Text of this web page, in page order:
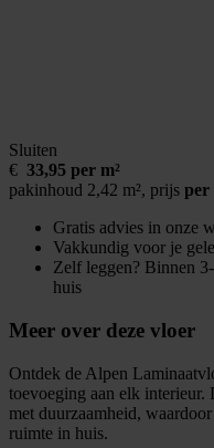
Sluiten
€ 33,95 per m²
pakinhoud 2,42 m², prijs per
Gratis advies in onze
Vakkundig voor je
Zelf leggen? Binnen
huis
Meer over deze vloer
Ontdek de Alpen
toevoeging aan elk interieur.
met duurzaamheid,
ruimte in huis.